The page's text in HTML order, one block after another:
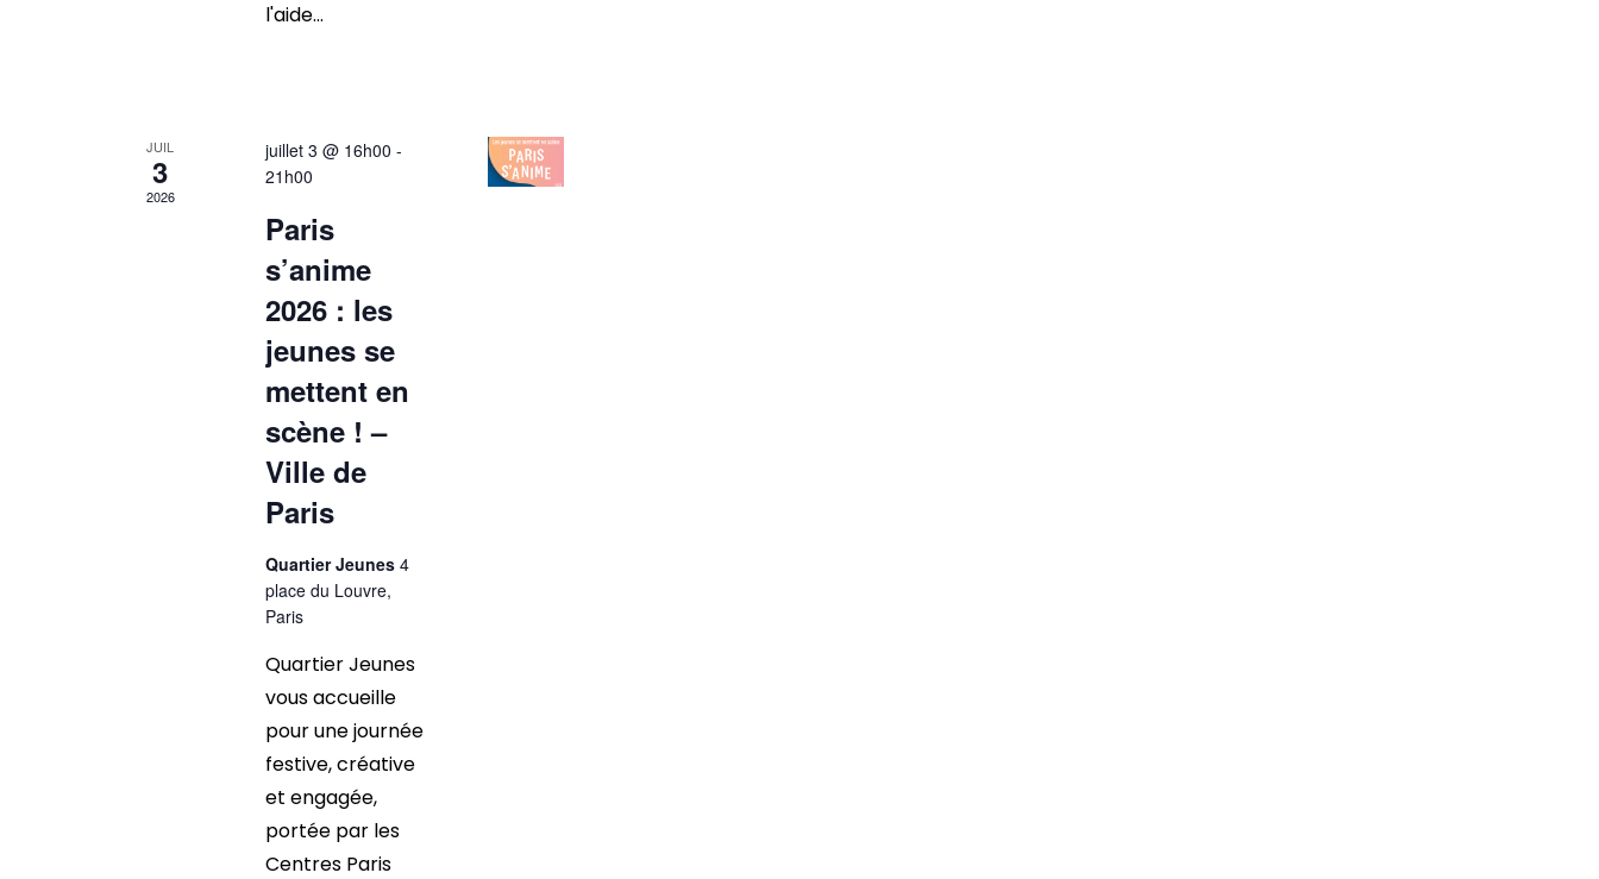
l'aide...
JUIL
3
2026
juillet 3 @ 16h00 -
21h00
Paris
s’anime
2026 : les
jeunes se
mettent en
scène ! –
Ville de
Paris
Quartier Jeunes4
place du Louvre,
Paris
Quartier Jeunes
vous accueille
pour une journée
festive, créative
et engagée,
portée par les
Centres Paris